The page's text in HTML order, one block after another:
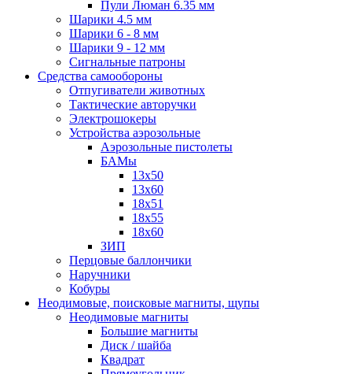
Пули Люман 6.35 мм
Шарики 4.5 мм
Шарики 6 - 8 мм
Шарики 9 - 12 мм
Сигнальные патроны
Средства самообороны
Отпугиватели животных
Тактические авторучки
Электрошокеры
Устройства аэрозольные
Аэрозольные пистолеты
БАМы
13х50
13х60
18х51
18х55
18х60
ЗИП
Перцовые баллончики
Наручники
Кобуры
Неодимовые, поисковые магниты, щупы
Неодимовые магниты
Большие магниты
Диск / шайба
Квадрат